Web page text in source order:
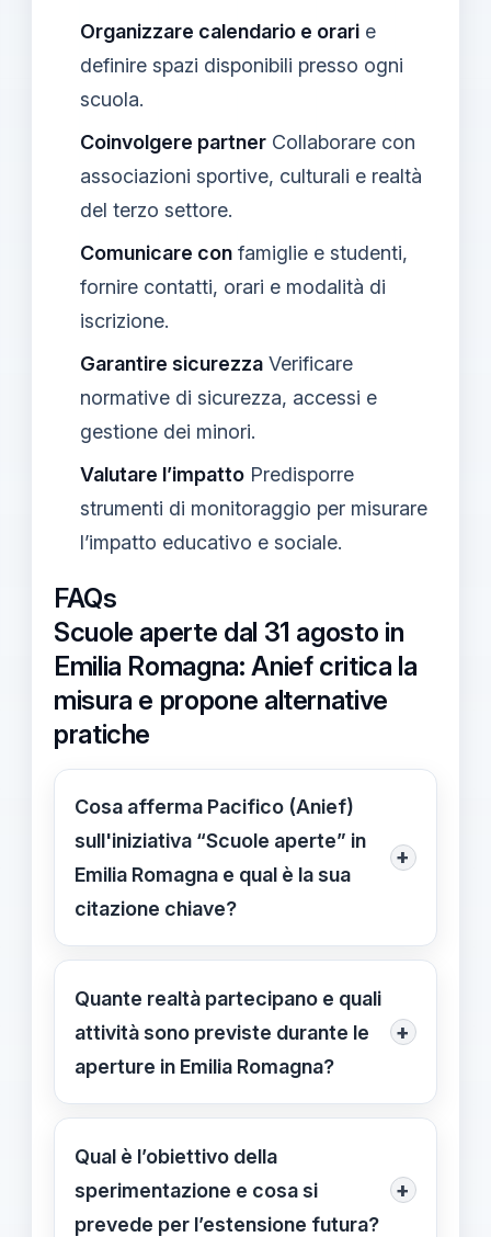
Organizzare calendario e orari e
definire spazi disponibili presso ogni
scuola.
Coinvolgere partner Collaborare con
associazioni sportive, culturali e realtà
del terzo settore.
Comunicare con famiglie e studenti,
fornire contatti, orari e modalità di
iscrizione.
Garantire sicurezza Verificare
normative di sicurezza, accessi e
gestione dei minori.
Valutare l’impatto Predisporre
strumenti di monitoraggio per misurare
l’impatto educativo e sociale.
FAQs
Scuole aperte dal 31 agosto in
Emilia Romagna: Anief critica la
misura e propone alternative
pratiche
Cosa afferma Pacifico (Anief)
sull'iniziativa “Scuole aperte” in
Emilia Romagna e qual è la sua
citazione chiave?
+
Pacifico (Anief) attacca: “Scelta
scellerata, non sono forni o parco
giochi” e chiede investimenti in
ambienti didattici e in una didattica
Quante realtà partecipano e quali
attività sono previste durante le
aperture in Emilia Romagna?
+
Coinvolge 42 comuni; le attività sono
non curriculari (sport, musica,
laboratori) e non è prevista alcuna
attività didattica curricolare durante i
Qual è l’obiettivo della
sperimentazione e cosa si
prevede per l’estensione futura?
+